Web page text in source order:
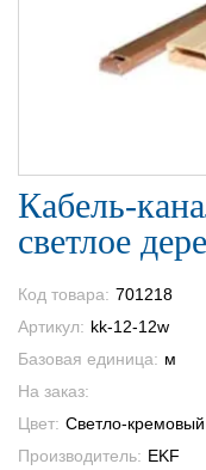
Кабель-
светлое
Код товара: 701218
Артикул: kk-12-12w
Базовая единица: м
На заказ:
Цвет: Светло-кремовый
Производитель: EKF